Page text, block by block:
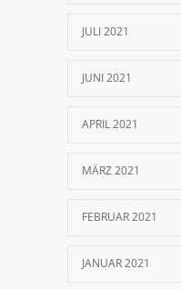
JULI 2021
JUNI 2021
APRIL 2021
MÄRZ 2021
FEBRUAR 2021
JANUAR 2021